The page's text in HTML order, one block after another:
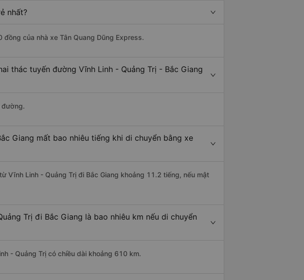
nhất?
của nhà xe Tân Quang Dũng Express.
thác tuyến đường Vĩnh Linh - Quảng Trị - Bắc Giang
đường.
Giang mất bao nhiêu tiếng khi di chuyển bằng xe
Vĩnh Linh - Quảng Trị đi Bắc Giang khoảng 11.2 tiếng, nếu mật
Trị đi Bắc Giang là bao nhiêu km nếu di chuyển
- Quảng Trị có chiều dài khoảng 610 km.